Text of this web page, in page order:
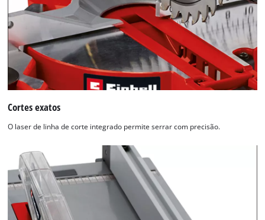
Cortes exatos
O laser de linha de corte integrado permite serrar com precisão.